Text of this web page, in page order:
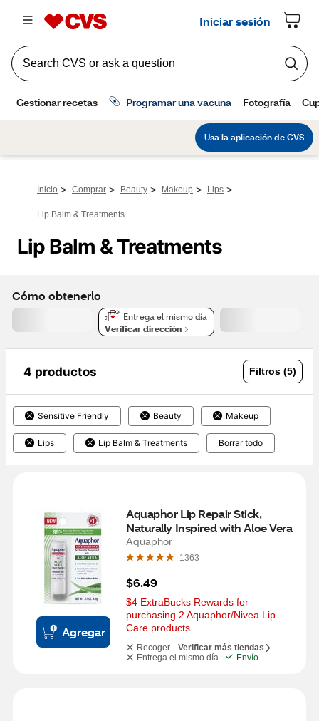
Inicio > Comprar > Beauty > Makeup > Lips >
Lip Balm & Treatments
Lip Balm & Treatments
Cómo obtenerlo
Entrega el mismo día
Verificar dirección
4 productos Filtros (5)
Sensitive Friendly Beauty Makeup
Lips Lip Balm & Treatments Borrar todo
Agregar
Aquaphor Lip Repair Stick,
Naturally Inspired with Aloe Vera
Aquaphor
1363
$6.49
$4 ExtraBucks Rewards for
purchasing 2 Aquaphor/Nivea Lip
Care products
Recoger - Verificar más tiendas
Entrega el mismo día
Envío